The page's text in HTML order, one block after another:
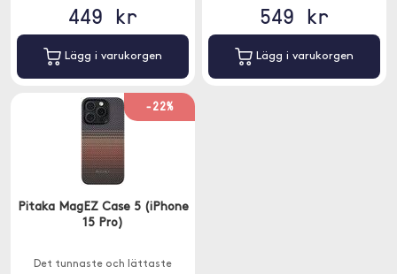
449 kr
Lägg i varukorgen
549 kr
Lägg i varukorgen
-22%
Pitaka MagEZ Case 5 (iPhone
15 Pro)
Det tunnaste och lättaste